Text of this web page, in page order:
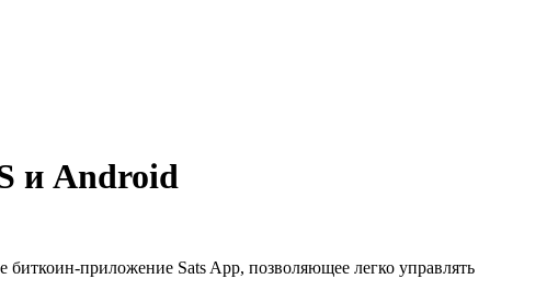
и Android
приложение Sats App, позволяющее легко управлять